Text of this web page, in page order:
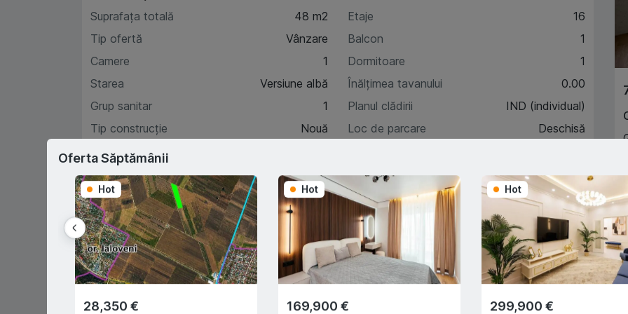
Suprafața totală
48 m2
Tip ofertă
Vânzare
Camere
1
Starea
Versiune albă
Grup sanitar
1
Tip construcție
Nouă
Etaj
Etaje
16
Balcon
1
Dormitoare
1
Înălțimea tavanului
0.00
Planul clădirii
IND (individual)
Loc de parcare
Deschisă
Caracteristici
Descriere
Oferta Săptămânii
Hot
28,350 €
Hot
169,900 €
Hot
299,900 €